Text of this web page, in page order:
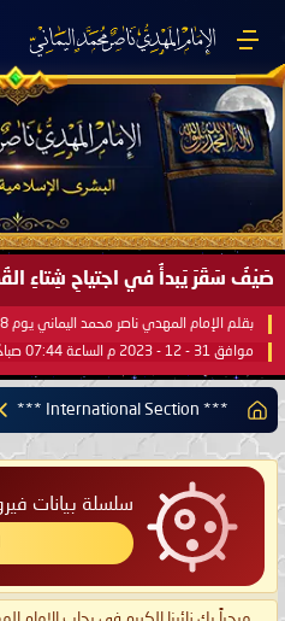
بقلم الإمام المهدي ناصر محمد اليماني يوم 18 - جمادى الآخرة - 1445 هـ
موافق 31 - 12 - 2023 م الساعة 07:44 صباحًا بحسب التقويم الرسمي لأمّ القُرى
*** International Section ***
سلسلة بيانات